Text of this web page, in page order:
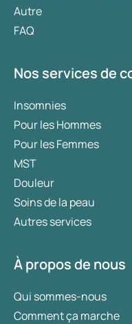
Autre
FAQ
Nos services de
Insomnies
Pour les Hommes
Pour les Femmes
MST
Douleur
Soins de la peau
Autres services
À propos de nous
Qui sommes-nous
Comment ça marche